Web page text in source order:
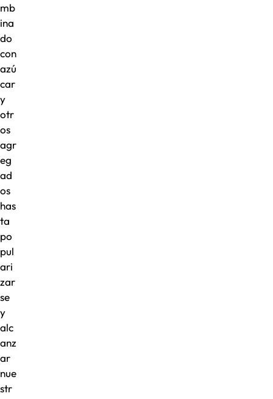
mb
ina
do
con
azú
car
y
otr
os
agr
eg
ad
os
has
ta
po
pul
ari
zar
se
y
alc
anz
ar
nue
str